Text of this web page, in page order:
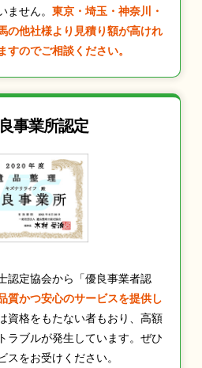
ません。 東京・埼玉・神奈川・
の他社様より見積り額が高けれ
すのでご相談ください。
事業所認定
認定協会から「優良事業者認
質かつ安心のサービスを提供し
資格をもたない者もおり、高額
ラブルが発生しています。ぜひ
スをお受けください。